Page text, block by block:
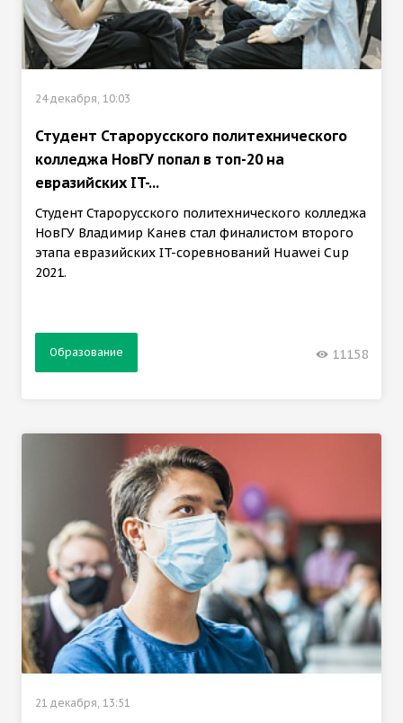
24 декабря, 10:03
Студент Старорусского политехнического
колледжа НовГУ попал в топ-20 на
евразийских IT-...
Студент Старорусского политехнического колледжа
НовГУ Владимир Канев стал финалистом второго
этапа евразийских IT-соревнований Huawei Cup
2021.
Образование 11158
21 декабря, 13:51